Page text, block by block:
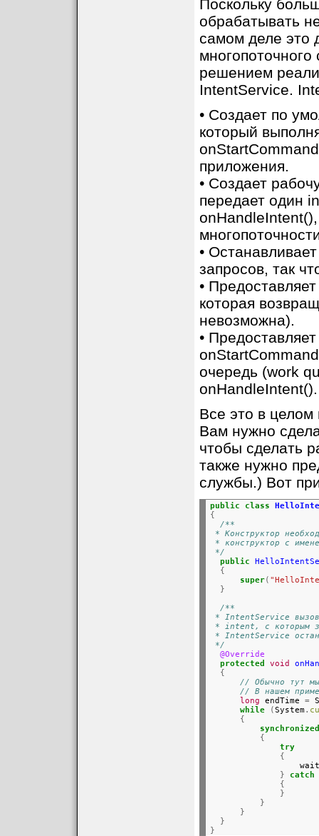
Поскольку
обрабатывать
самом деле это
решением
IntentService.
• Создает по
который
приложения.
• Создает
передает один
•
запросов, так
•
которая
невозможна).
•
очередь (work
onHandleIntent().
Все это в целом
Вам нужно
чтобы сделать
также нужно
службы.) Вот
public class
{
/**
* Конструктор
* конструктор с
*/
public
{
super(
}
/**
* IntentService
* intent, с которым
* IntentService
*/
@Override
protected
void
{
// Обычно тут мы
// В нашем
long endTime =
while
(System.
{
synchronized
{
try
{
                  wait
}
catch
{
}
}
}
}
}